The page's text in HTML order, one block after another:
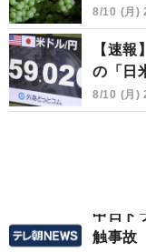
8/10 (月)
【速
の「日
8/10 (月)
中日ド
触事故